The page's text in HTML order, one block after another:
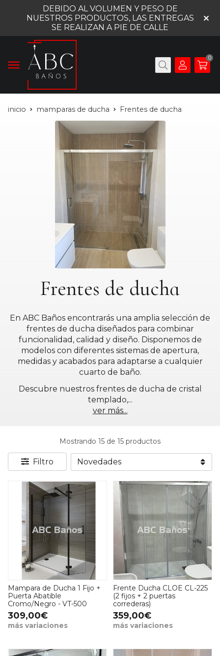
DEBIDO AL VOLUMEN Y PESO DE
NUESTROS PRODUCTOS, LAS ENTREGAS
SE REALIZAN A PIE DE CALLE
0
inicio mamparas de ducha Frentes de ducha
Frentes de ducha
En ABC Baños encontrarás una amplia selección de
frentes de ducha diseñados para combinar
funcionalidad, calidad y diseño. Disponemos de
modelos con diferentes sistemas de apertura,
medidas y acabados para adaptarse a cualquier
cuarto de baño.
Descubre nuestros frentes de ducha de cristal
templado,...
ver más...
Mostrando 15 de 15 productos
Filtro
Mampara de Ducha 1 Fijo +
Puerta Abatible
Cromo/Negro - VT-500
309,00€
más variaciones
Frente Ducha CLOE CL-225
(2 fijos + 2 puertas
correderas)
359,00€
más variaciones